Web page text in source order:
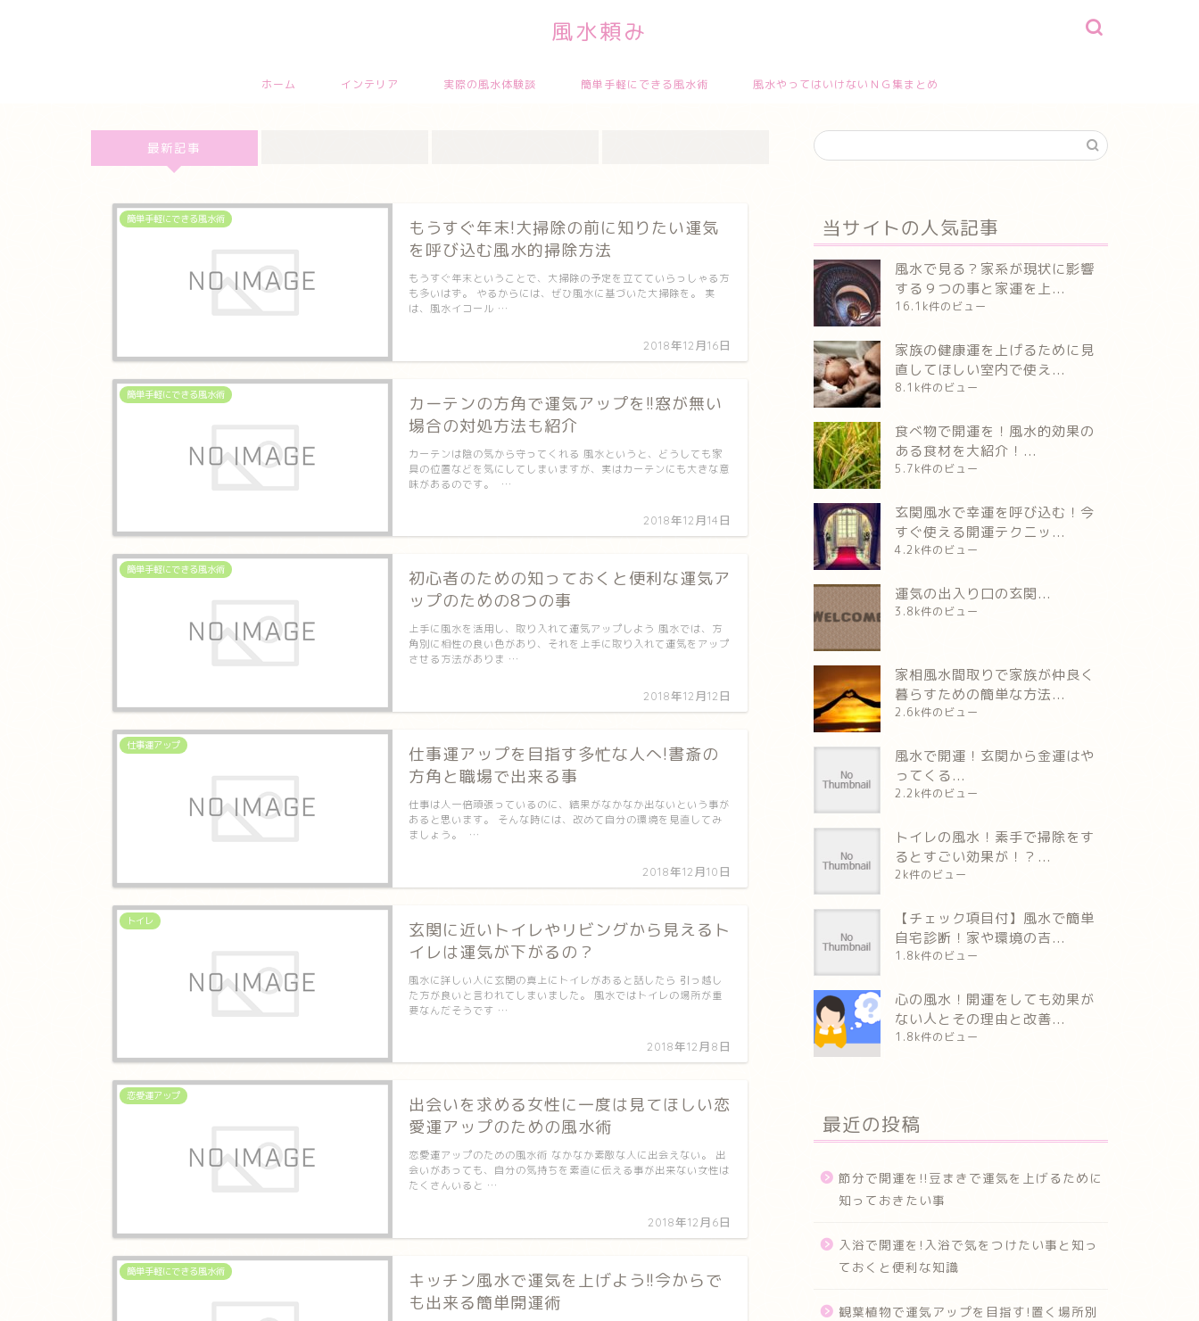
風水頼み
ホーム インテリア 実際の風水体験談 簡単手軽にできる風水術 風水やってはいけないＮＧ集まとめ
最新記事
簡単手軽にできる風水術
もうすぐ年末!大掃除の前に知りたい運気
を呼び込む風水的掃除方法
2018年12月16日
もうすぐ年末ということで、大掃除の予定を立てていらっしゃる方
も多いはず。 やるからには、ぜひ風水に基づいた大掃除を。 実
は、風水イコール …
簡単手軽にできる風水術
カーテンの方角で運気アップを!!窓が無い
場合の対処方法も紹介
2018年12月14日
カーテンは陰の気から守ってくれる 風水というと、どうしても家
具の位置などを気にしてしまいますが、実はカーテンにも大きな意
味があるのです。 …
簡単手軽にできる風水術
初心者のための知っておくと便利な運気ア
ップのための8つの事
2018年12月12日
上手に風水を活用し、取り入れて運気アップしよう 風水では、方
角別に相性の良い色があり、それを上手に取り入れて運気をアップ
させる方法がありま …
仕事運アップ
仕事運アップを目指す多忙な人へ!書斎の
方角と職場で出来る事
2018年12月10日
仕事は人一倍頑張っているのに、結果がなかなか出ないという事が
あると思います。 そんな時には、改めて自分の環境を見直してみ
ましょう。 …
トイレ
玄関に近いトイレやリビングから見えるト
イレは運気が下がるの？
2018年12月8日
風水に詳しい人に玄関の真上にトイレがあると話したら 引っ越し
た方が良いと言われてしまいました。 風水ではトイレの場所が重
要なんだそうです …
恋愛運アップ
出会いを求める女性に一度は見てほしい恋
愛運アップのための風水術
2018年12月6日
恋愛運アップのための風水術 なかなか素敵な人に出会えない。 出
会いがあっても、自分の気持ちを素直に伝える事が出来ない女性は
たくさんいると …
簡単手軽にできる風水術
キッチン風水で運気を上げよう!!今からで
も出来る簡単開運術
当サイトの人気記事
風水で見る？家系が現状に影響
する９つの事と家運を上...
16.1k件のビュー
家族の健康運を上げるために見
直してほしい室内で使え...
8.1k件のビュー
食べ物で開運を！風水的効果の
ある食材を大紹介！...
5.7k件のビュー
玄関風水で幸運を呼び込む！今
すぐ使える開運テクニッ...
4.2k件のビュー
運気の出入り口の玄関...
3.8k件のビュー
家相風水間取りで家族が仲良く
暮らすための簡単な方法...
2.6k件のビュー
風水で開運！玄関から金運はや
ってくる...
2.2k件のビュー
トイレの風水！素手で掃除をす
るとすごい効果が！？...
2k件のビュー
【チェック項目付】風水で簡単
自宅診断！家や環境の吉...
1.8k件のビュー
心の風水！開運をしても効果が
ない人とその理由と改善...
1.8k件のビュー
最近の投稿
節分で開運を!!豆まきで運気を上げるために
知っておきたい事
入浴で開運を!入浴で気をつけたい事と知っ
ておくと便利な知識
観葉植物で運気アップを目指す!置く場所別